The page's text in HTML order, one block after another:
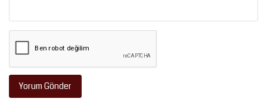
Yorum Gönder